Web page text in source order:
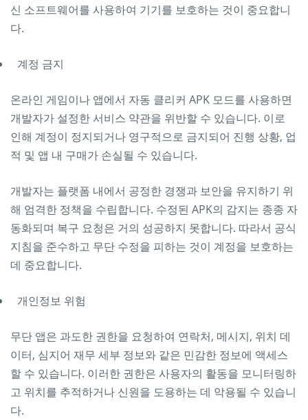
신 소프트웨어를 사용하여 기기를 보호하는 것이 중요합니
다.
계정 금지
온라인 게임이나 앱에서 자동 클리커 APK 모드를 사용하면
개발자가 설정한 서비스 약관을 위반할 수 있습니다. 이로
인해 계정이 정지되거나 영구적으로 금지되어 진행 상황, 업
적 및 앱 내 구매가 손실될 수 있습니다.
개발자는 플랫폼 내에서 공정한 경쟁과 보안을 유지하기 위
해 엄격한 정책을 수립합니다. 수정된 APK의 감지는 종종 자
동화되며 복구 요청은 거의 성공하지 못합니다. 따라서 공식
지침을 준수하고 무단 수정을 피하는 것이 계정을 보호하는
데 중요합니다.
개인정보 위험
무단 앱은 과도한 권한을 요청하여 연락처, 메시지, 위치 데
이터, 심지어 재무 세부 정보와 같은 민감한 정보에 액세스
할 수 있습니다. 이러한 권한은 사용자의 활동을 모니터링하
고 위치를 추적하거나 신원을 도용하는 데 악용될 수 있습니
다.